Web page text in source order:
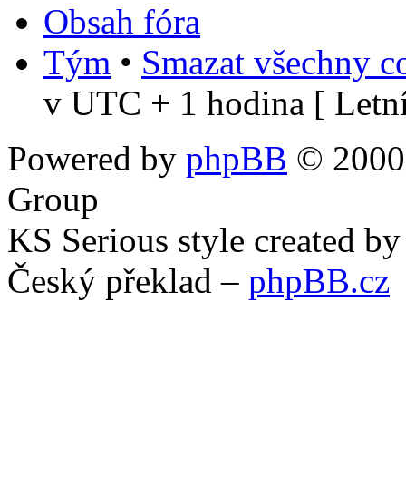
Obsah fóra
Tým • Smazat všechny
v UTC + 1 hodina [
Powered by phpBB ©
Group
KS Serious style created
Český překlad – phpBB.cz